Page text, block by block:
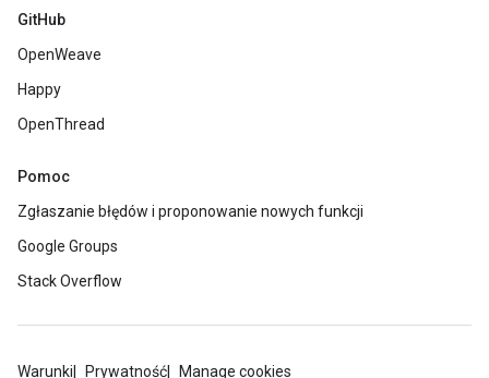
GitHub
OpenWeave
Happy
OpenThread
Pomoc
Zgłaszanie błędów i proponowanie nowych funkcji
Google Groups
Stack Overflow
Warunki Prywatność Manage cookies